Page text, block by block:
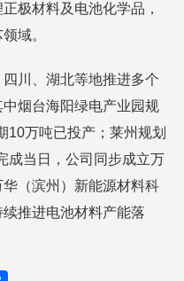
极材料及电池化学品，
域。
川、湖北等地推进多个
烟台海阳绿电产业园规
10万吨已投产；莱州规划
成当日，公司同步成立万
（滨州）新能源材料科
推进电池材料产能落